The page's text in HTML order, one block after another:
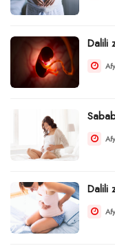
Dalili
Dalili